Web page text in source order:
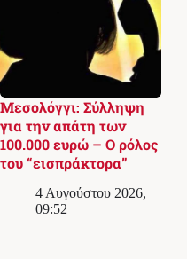
Μεσολόγγι: Σύλληψη
για την απάτη των
100.000 ευρώ – Ο ρόλος
του “εισπράκτορα”
4 Αυγούστου 2026,
09:52